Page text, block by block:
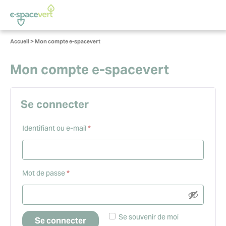
Panneau de gestion des cookies
Vous
Accueil>Mon compte e-spacevert
Mon compte e-spacevert
Se connecter
Identifiant ou e-mail *Obligatoire
Mot de passe*Obligatoire
Se souvenir de moi
Se connecter